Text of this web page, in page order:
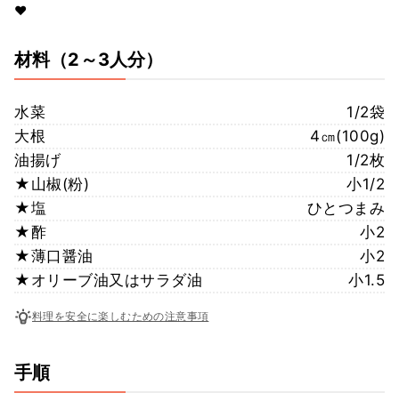
❤
材料（2～3人分）
水菜
1/2袋
大根
4㎝(100g)
油揚げ
1/2枚
★山椒(粉)
小1/2
★塩
ひとつまみ
★酢
小2
★薄口醤油
小2
★オリーブ油又はサラダ油
小1.5
料理を安全に楽しむための注意事項
手順